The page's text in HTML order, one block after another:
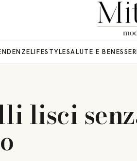
LIFESTYLESALUTE E
lisci